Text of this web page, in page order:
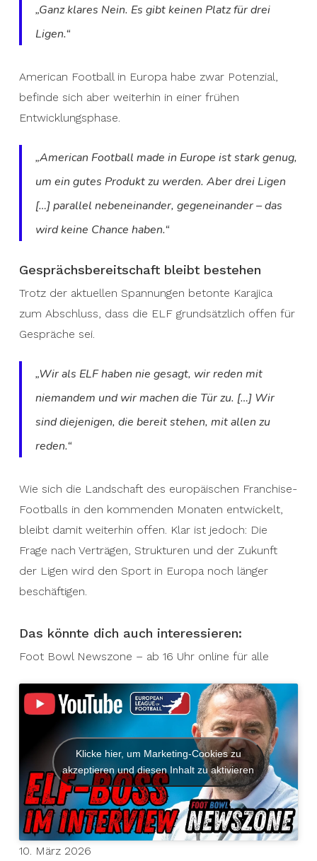
„Ganz klares Nein. Es gibt keinen Platz für drei
Ligen.“
American Football in Europa habe zwar Potenzial,
befinde sich aber weiterhin in einer frühen
Entwicklungsphase.
„American Football made in Europe ist stark genug,
um ein gutes Produkt zu werden. Aber drei Ligen
[…] parallel nebeneinander, gegeneinander – das
wird keine Chance haben.“
Gesprächsbereitschaft bleibt bestehen
Trotz der aktuellen Spannungen betonte Karajica
zum Abschluss, dass die ELF grundsätzlich offen für
Gespräche sei.
„Wir als ELF haben nie gesagt, wir reden mit
niemandem und wir machen die Tür zu. […] Wir
sind diejenigen, die bereit stehen, mit allen zu
reden.“
Wie sich die Landschaft des europäischen Franchise-
Footballs in den kommenden Monaten entwickelt,
bleibt damit weiterhin offen. Klar ist jedoch: Die
Frage nach Verträgen, Strukturen und der Zukunft
der Ligen wird den Sport in Europa noch länger
beschäftigen.
Das könnte dich auch interessieren:
Foot Bowl Newszone – ab 16 Uhr online für alle
Klicke hier, um Marketing-Cookies zu
akzeptieren und diesen Inhalt zu aktivieren
10. März 2026